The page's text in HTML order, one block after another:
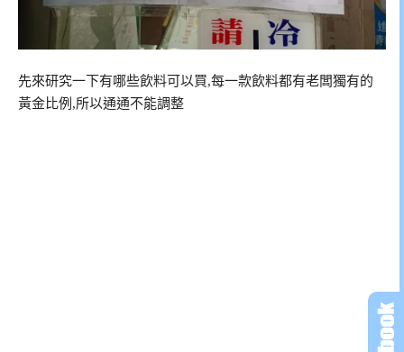
先來研究一下有哪些飲料可以買,每一款飲料都有老闆獨有的
黃金比例,所以通通不能調整